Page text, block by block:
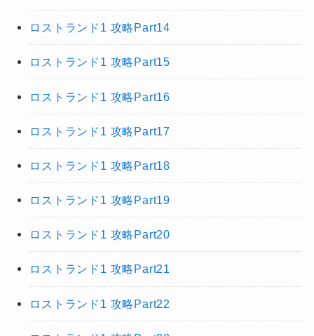
ロストランド1 攻略Part14
ロストランド1 攻略Part15
ロストランド1 攻略Part16
ロストランド1 攻略Part17
ロストランド1 攻略Part18
ロストランド1 攻略Part19
ロストランド1 攻略Part20
ロストランド1 攻略Part21
ロストランド1 攻略Part22